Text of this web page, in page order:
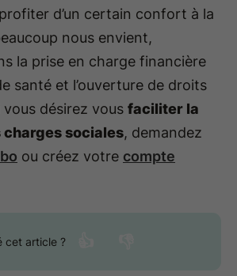
d’un certain confort à la
nous envient,
la prise en charge financière
santé et l’ouverture de droits
vous désirez vous faciliter la
sociales, demandez
ou créez votre compte
cet article ?